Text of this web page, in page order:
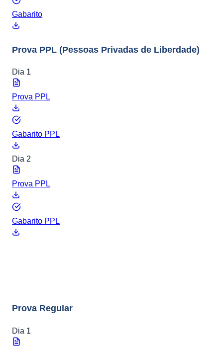
Gabarito
Prova PPL (Pessoas Privadas de Liberdade)
Dia 1
Prova PPL
Gabarito PPL
Dia 2
Prova PPL
Gabarito PPL
Prova Regular
Dia 1